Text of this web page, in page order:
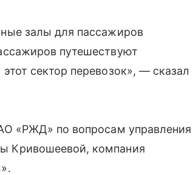
залы для пассажиров
путешествуют
сектор перевозок», — сказал
«РЖД» по вопросам управления
Кривошеевой, компания